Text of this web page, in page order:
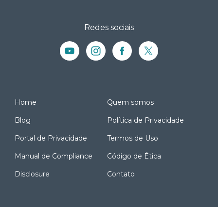
Redes sociais
Home Quem somos
Blog Política de Privacidade
Portal de Privacidade Termos de Uso
Manual de Compliance Código de Ética
Disclosure Contato